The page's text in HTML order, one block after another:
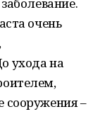
очень
ухода на
сооружения –